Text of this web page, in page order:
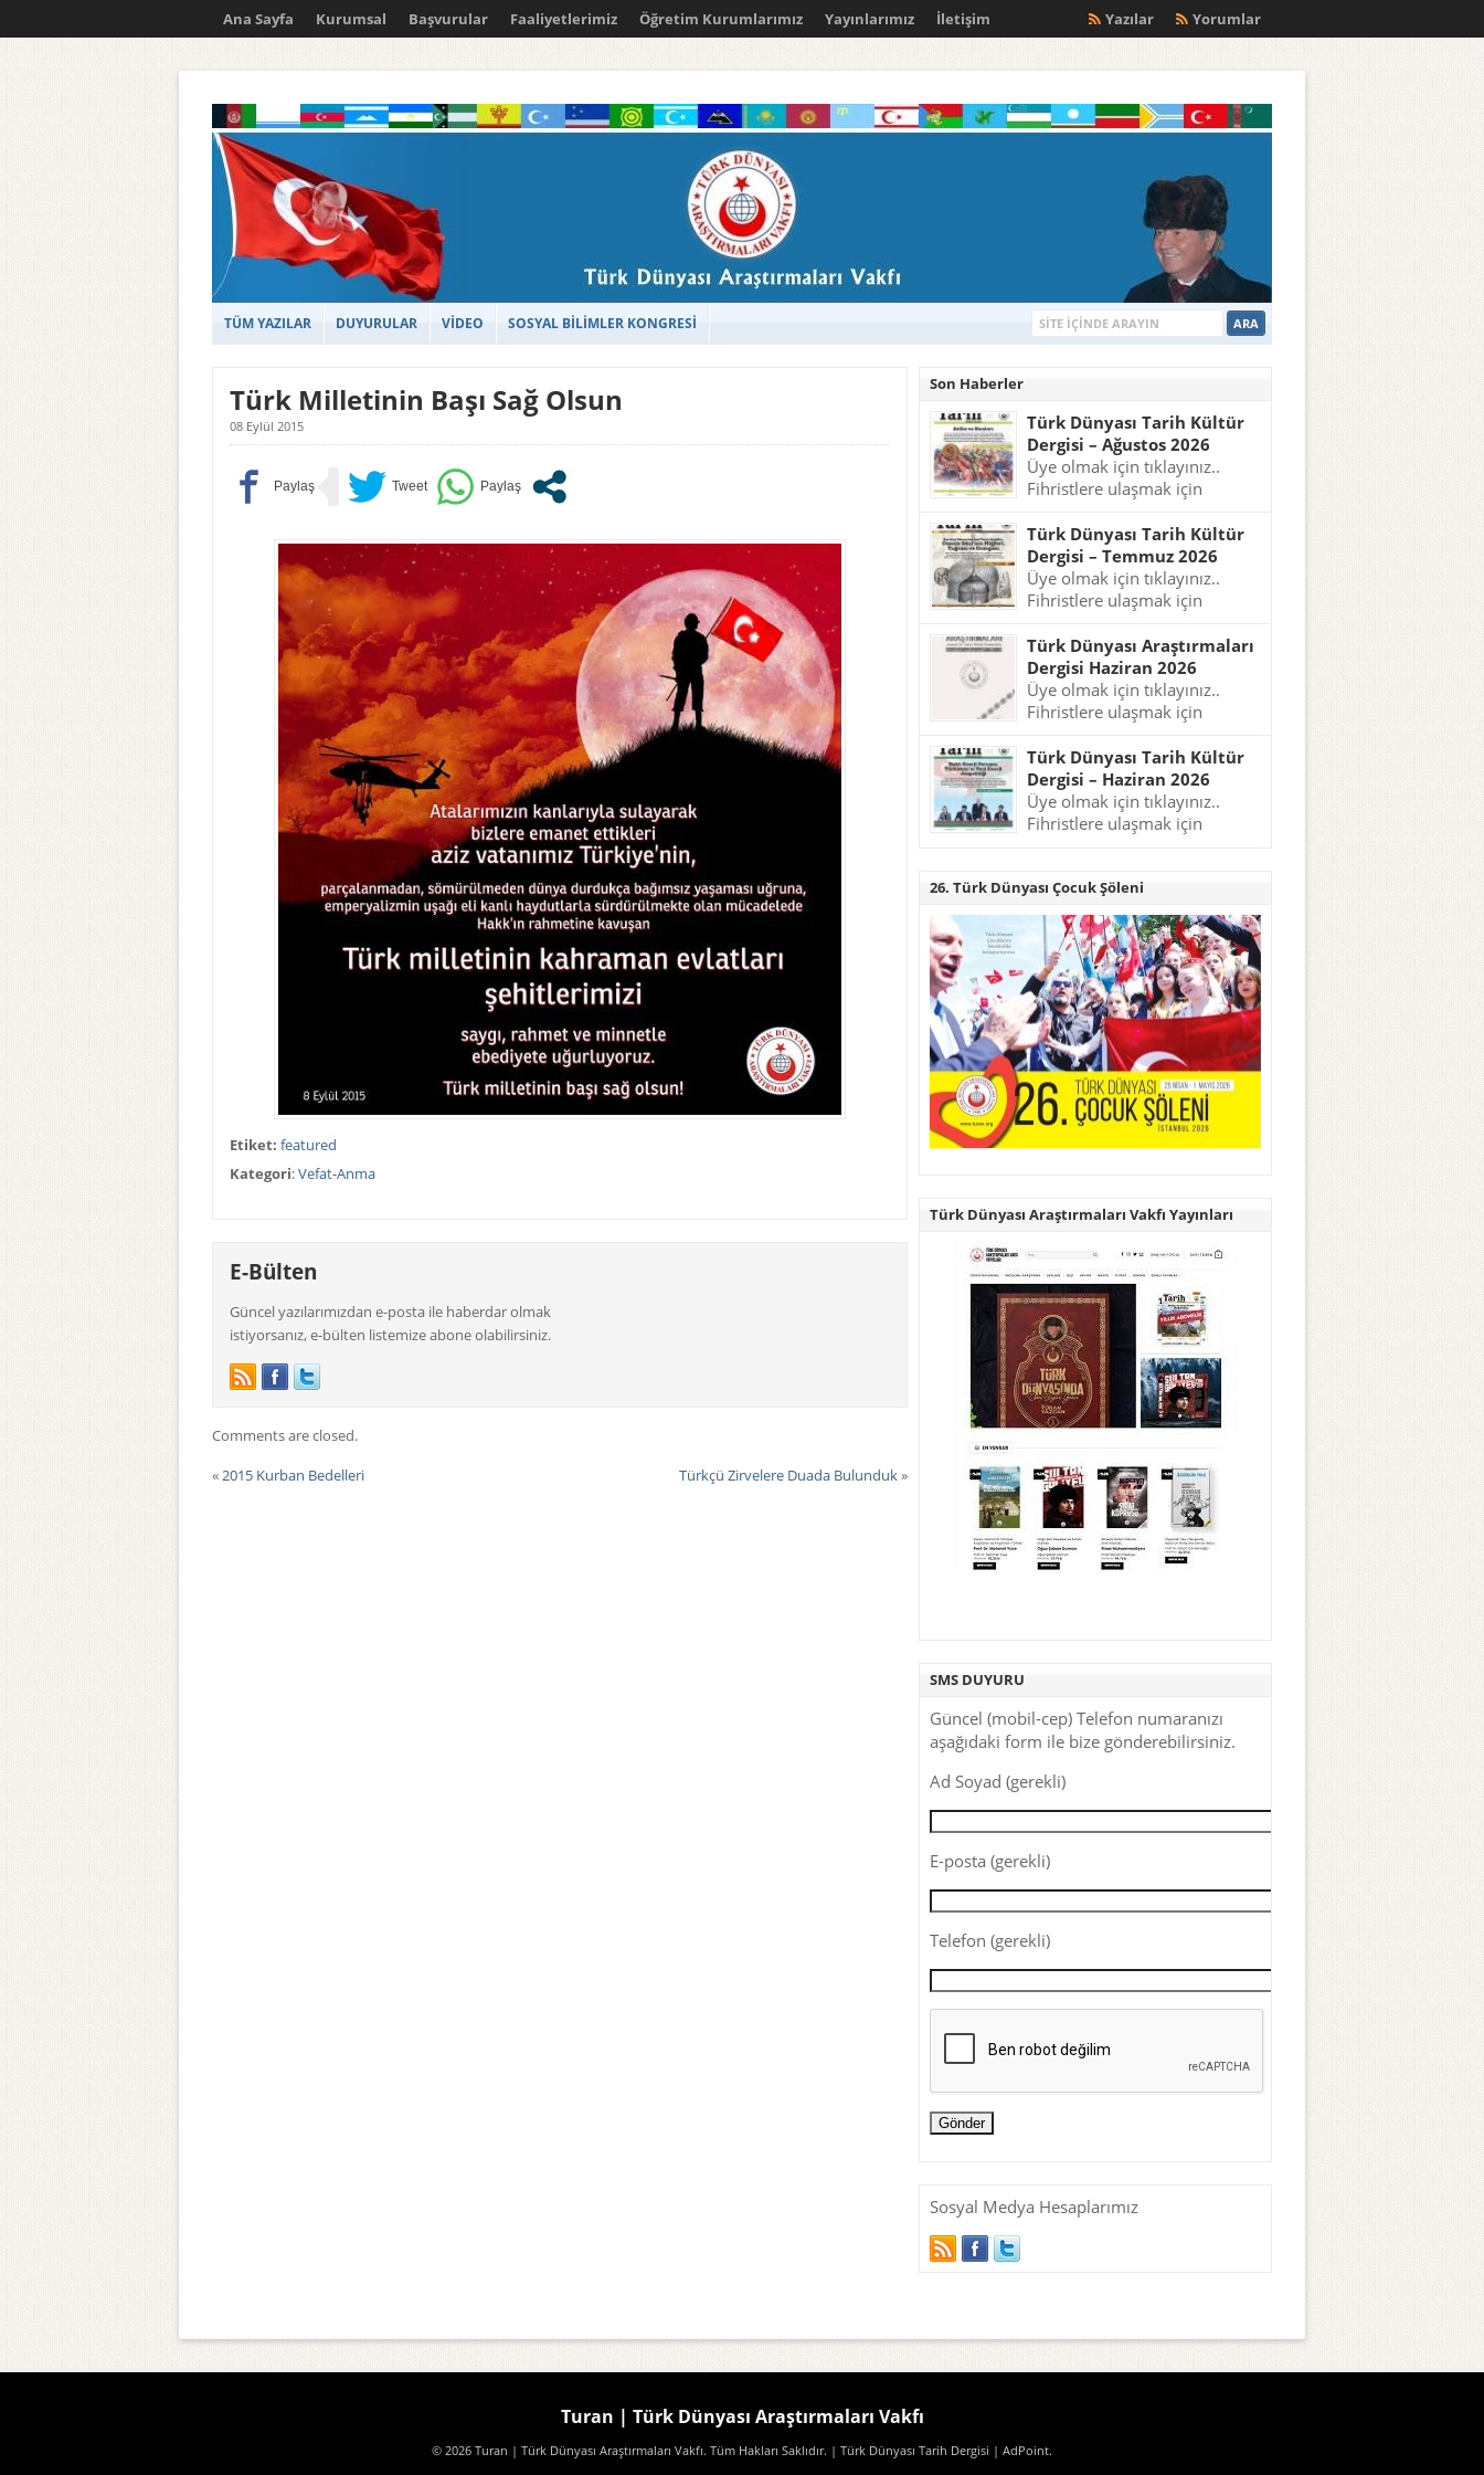
Ana Sayfa Kurumsal Başvurular Faaliyetlerimiz Öğretim Kurumlarımız Yayınlarımız İletişim Yorumlar
Yazılar
TÜM YAZILAR DUYURULAR VİDEO SOSYAL BİLİMLER KONGRESİ
Türk Milletinin Başı Sağ Olsun
08 Eylül 2015
Etiket: featured
Kategori:Vefat-Anma
E-Bülten
Güncel yazılarımızdan e-posta ile haberdar olmak
istiyorsanız, e-bülten listemize abone olabilirsiniz.
Comments are closed.
«2015 Kurban Bedelleri Türkçü Zirvelere Duada Bulunduk»
Son Haberler
Türk Dünyası Tarih Kültür
Dergisi – Ağustos 2026
Üye olmak için tıklayınız..
Fihristlere ulaşmak için
Türk Dünyası Tarih Kültür
Dergisi – Temmuz 2026
Üye olmak için tıklayınız..
Fihristlere ulaşmak için
Türk Dünyası Araştırmaları
Dergisi Haziran 2026
Üye olmak için tıklayınız..
Fihristlere ulaşmak için
Türk Dünyası Tarih Kültür
Dergisi – Haziran 2026
Üye olmak için tıklayınız..
Fihristlere ulaşmak için
26. Türk Dünyası Çocuk Şöleni
Türk Dünyası Araştırmaları Vakfı Yayınları
SMS DUYURU
Güncel (mobil-cep) Telefon numaranızı
aşağıdaki form ile bize gönderebilirsiniz.
Ad Soyad (gerekli)
E-posta (gerekli)
Telefon (gerekli)
Sosyal Medya Hesaplarımız
Turan | Türk Dünyası Araştırmaları Vakfı
© 2026 Turan | Türk Dünyası Araştırmaları Vakfı. Tüm Hakları Saklıdır. | Türk Dünyası Tarih Dergisi | AdPoint.